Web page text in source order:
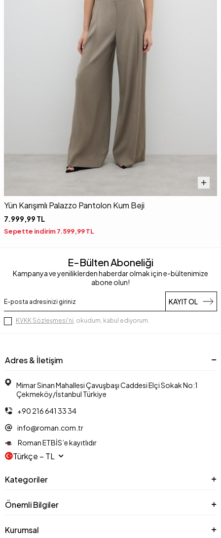
Yün Karışımlı Palazzo Pantolon Kum Beji
7.999,99 TL
Sepette indirim7.599,99TL
E-Bülten Aboneliği
Kampanya ve yeniliklerden haberdar olmak için e-bültenimize
abone olun!
KAYIT OL
KVKK Sözleşmesi'ni, okudum, kabul ediyorum.
Adres & İletişim
Mimar Sinan Mahallesi Çavuşbaşı Caddesi Elçi Sokak No:1
Çekmeköy/İstanbul Türkiye
+90 216 641 33 34
info@roman.com.tr
Roman ETBİS’e kayıtlıdır
Türkçe − TL
Kategoriler
Önemli Bilgiler
Kurumsal